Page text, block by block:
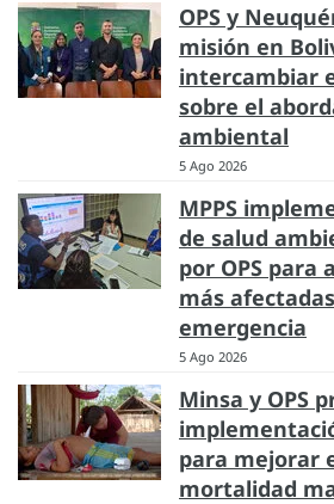
OPS y
misión en
intercambiar
sobre el
ambiental
5 Ago 2026
MPPS
de salud
por OPS para
más
emergencia
5 Ago 2026
Minsa y OPS
para mejorar
mortalidad